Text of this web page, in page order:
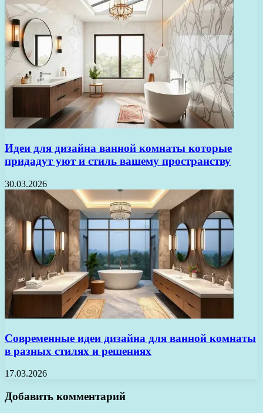
Идеи для дизайна ванной комнаты которые
придадут уют и стиль вашему пространству
30.03.2026
Современные идеи дизайна для ванной комнаты
в разных стилях и решениях
17.03.2026
Добавить комментарий